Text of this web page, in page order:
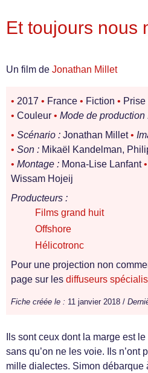
Et toujours nous
Un film de Jonathan Millet
• 2017 • France • Fiction •
• Couleur • Mode de production
• Scénario : Jonathan Millet•
• Son : Mikaël Kandelman,
• Montage : Mona-Lise Lanfant•
Wissam Hojeij
Producteurs :
Films grand huit
Offshore
Hélicotronc
Pour une projection non
page sur les diffuseurs
Fiche créée le : 11 janvier 2018 /
Ils sont ceux dont la marge est
sans qu’on ne les voie. Ils n’ont
mille dialectes. Simon débarque